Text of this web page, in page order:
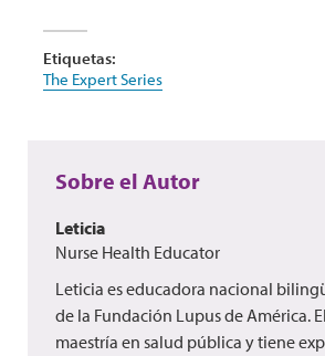
Etiquetas:
The Expert Series
Sobre el Autor
Leticia
Nurse Health Educator
Leticia es educadora nacional
de la Fundación Lupus de América.
maestría en salud pública y tiene